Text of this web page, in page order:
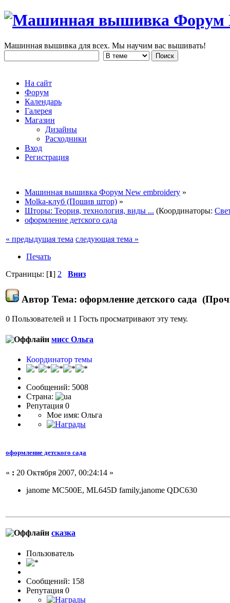
Машинная вышивка для всех. Мы научим вас вышивать!
На сайт
Форум
Календарь
Галерея
Магазин
Дизайны
Расходники
Вход
Регистрация
Машинная вышивка Форум New embroidery »
Molka-клуб (Пошив штор) »
Шторы: Теория, технология, виды ... (Координаторы:
оформление детского сада
« предыдущая тема следующая тема »
Печать
Страницы: [1] 2 Вниз
Автор Тема: оформление детского сада
0 Пользователей и 1 Гость просматривают эту тему.
мисс Ольга
Координатор темы
Сообщений: 5008
Страна:
Репутация 0
Мое имя: Ольга
оформление детского сада
« : 20 Октября 2007, 00:24:14 »
janome MC500E, ML645D family,janome QDC630
сказка
Пользовaтeль
Сообщений: 158
Репутация 0